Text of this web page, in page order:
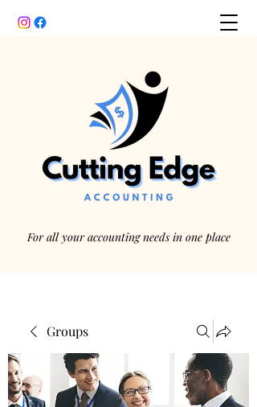
For all your accounting needs in one place
Groups